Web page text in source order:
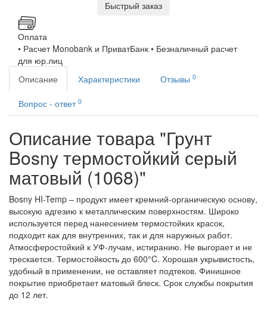
Быстрый заказ
Оплата
• Расчет Monobank и ПриватБанк • Безналичный расчет
для юр.лиц
Описание
Характеристики Отзывы 0
Вопрос - ответ 0
Описание товара "Грунт
Bosny термостойкий серый
матовый (1068)"
Bosny HI-Temp – продукт имеет кремний-органическую основу,
высокую адгезию к металлическим поверхностям. Широко
используется перед нанесением термостойких красок,
подходит как для внутренних, так и для наружных работ.
Атмосферостойкий к УФ-лучам, истиранию. Не выгорает и не
трескается. Термостойкость до 600°C. Хорошая укрывистость,
удобный в применении, не оставляет подтеков. Финишное
покрытие приобретает матовый блеск. Срок службы покрытия
до 12 лет.